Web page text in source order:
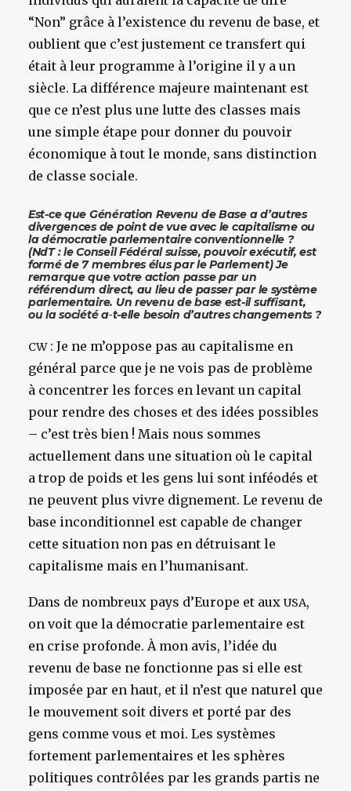
“Non” grâce à l’existence du revenu de base, et
oublient que c’est justement ce transfert qui
était à leur programme à l’origine il y a un
siècle. La différence majeure maintenant est
que ce n’est plus une lutte des classes mais
une simple étape pour donner du pouvoir
économique à tout le monde, sans distinction
de classe sociale.
Est-ce que Génération Revenu de Base a d’autres
divergences de point de vue avec le capitalisme ou
la démocratie parlementaire conventionnelle ?
(NdT : le Conseil Fédéral suisse, pouvoir exécutif, est
formé de 7 membres élus par le Parlement) Je
remarque que votre action passe par un
référendum direct, au lieu de passer par le système
parlementaire. Un revenu de base est-il suffisant,
ou la société a‑t-elle besoin d’autres changements ?
CW: Je ne m’oppose pas au capitalisme en
général parce que je ne vois pas de problème
à concentrer les forces en levant un capital
pour rendre des choses et des idées possibles
– c’est très bien ! Mais nous sommes
actuellement dans une situation où le capital
a trop de poids et les gens lui sont inféodés et
ne peuvent plus vivre dignement. Le revenu de
base inconditionnel est capable de changer
cette situation non pas en détruisant le
capitalisme mais en l’humanisant.
Dans de nombreux pays d’Europe et aux USA,
on voit que la démocratie parlementaire est
en crise profonde. À mon avis, l’idée du
revenu de base ne fonctionne pas si elle est
imposée par en haut, et il n’est que naturel que
le mouvement soit divers et porté par des
gens comme vous et moi. Les systèmes
fortement parlementaires et les sphères
politiques contrôlées par les grands partis ne